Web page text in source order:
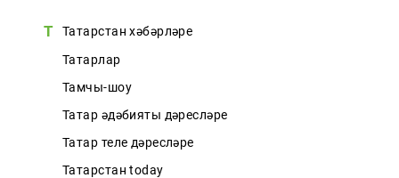
Т Татарстан хәбәрләре
Татарлар
Тамчы-шоу
Татар әдәбияты дәресләре
Татар теле дәресләре
Татарстан today